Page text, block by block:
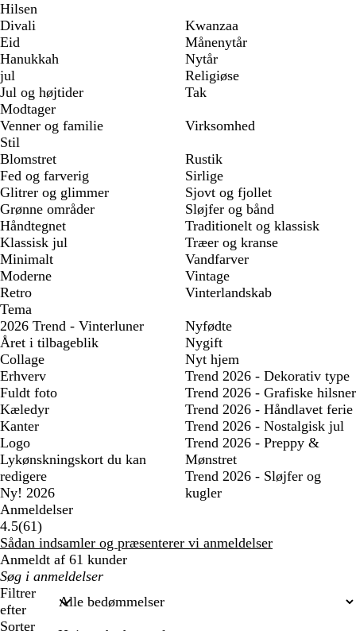
Hilsen
Divali
Eid
Hanukkah
jul
Jul og højtider
Kwanzaa
Månenytår
Nytår
Religiøse
Tak
Modtager
Venner og familie
Virksomhed
Stil
Blomstret
Fed og farverig
Glitrer og glimmer
Grønne områder
Håndtegnet
Klassisk jul
Minimalt
Moderne
Retro
Rustik
Sirlige
Sjovt og fjollet
Sløjfer og bånd
Traditionelt og klassisk
Træer og kranse
Vandfarver
Vintage
Vinterlandskab
Tema
2026 Trend - Vinterluner
Året i tilbageblik
Collage
Erhverv
Fuldt foto
Kæledyr
Kanter
Logo
Lykønskningskort du kan
redigere
Ny! 2026
Nyfødte
Nygift
Nyt hjem
Trend 2026 - Dekorativ type
Trend 2026 - Grafiske hilsner
Trend 2026 - Håndlavet ferie
Trend 2026 - Nostalgisk jul
Trend 2026 - Preppy &
Mønstret
Trend 2026 - Sløjfer og
kugler
Anmeldelser
4.5(6161
anmeldelser
)
Sådan indsamler og præsenterer vi anmeldelser
Anmeldt af 61 kunder
Min
søgetekst
Filtrer
efter
Sorter